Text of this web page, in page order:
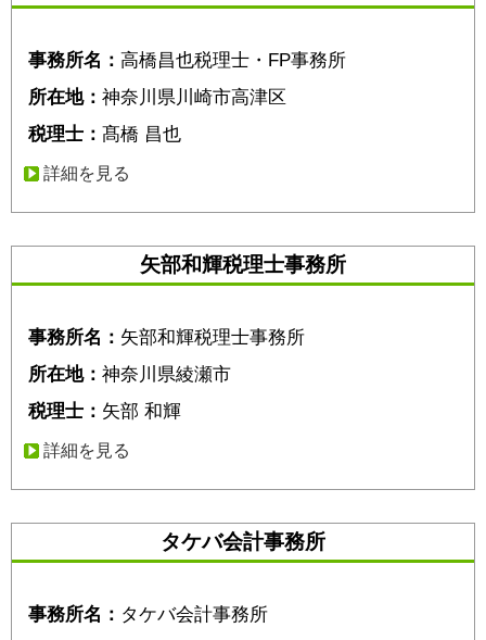
事務所名： 高橋昌也税理士・FP事務所
所在地： 神奈川県川崎市高津区
税理士： 髙橋 昌也
詳細を見る
矢部和輝税理士事務所
事務所名： 矢部和輝税理士事務所
所在地： 神奈川県綾瀬市
税理士： 矢部 和輝
詳細を見る
タケバ会計事務所
事務所名： タケバ会計事務所